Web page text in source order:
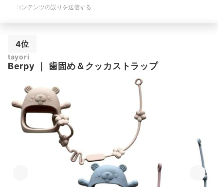
コンテンツの誤りを送信する
4位
tayori
Berpy ｜ 歯固め＆クッカストラップ